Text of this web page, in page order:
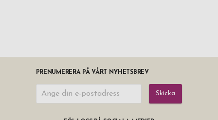
PRENUMERERA PÅ VÅRT NYHETSBREV
Skicka